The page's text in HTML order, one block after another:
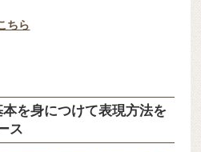
ちら
を身につけて表現方法を
ス